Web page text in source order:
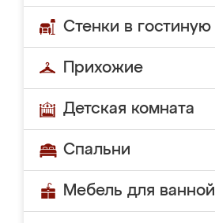
Стенки в гостиную
Прихожие
Детская комната
Спальни
Мебель для ванной